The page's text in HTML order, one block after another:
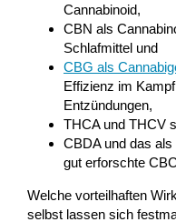
Cannabinoid,
CBN als
Schlafmittel und
CBG als
Effizienz im
Entzündungen,
THCA und THCV
CBDA und das
gut erforschte
Welche vorteilhaften
selbst lassen sich